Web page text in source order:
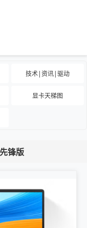
技术|资讯|驱动
显卡天梯图
锋版